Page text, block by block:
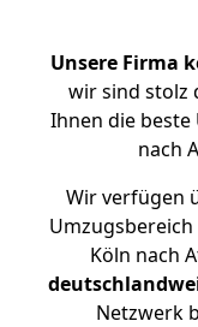
Unsere Firma
wir sind stolz
Ihnen die
nach
Wir verfügen
Köln nach
Netzwerk